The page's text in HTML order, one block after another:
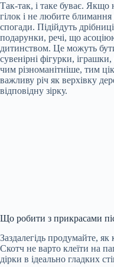
Так-так, і таке буває.
гілок і не любите блимання
спогади. Підійдуть
подарунки, речі, що
дитинством. Це можуть
сувенірні фігурки,
чим різноманітніше, тим
важливу річ як верхівку
відповідну зірку.
Що робити з прикрасами
Заздалегідь продумайте,
Скотч не варто клеїти на
дірки в ідеально гладких